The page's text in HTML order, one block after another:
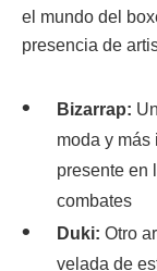
el mundo del
presencia de
Bizarrap:
moda y más
presente en
combates
Duki: Otro
velada de